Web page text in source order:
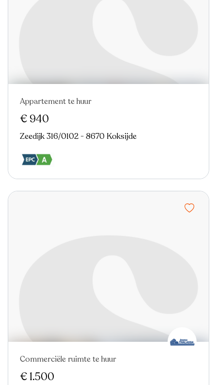
Appartement te huur
€ 940
Zeedijk 316/0102 - 8670 Koksijde
Commerciële ruimte te huur
€ 1.500